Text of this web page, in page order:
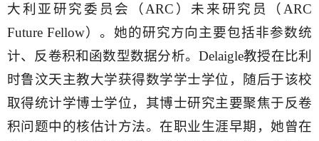
大利亚研究委员会（ARC）未来研究员（ARC
Future Fellow）。她的研究方向主要包括非参数统
计、反卷积和函数型数据分析。Delaigle教授在比利
时鲁汶天主教大学获得数学学士学位，随后于该校
取得统计学博士学位，其博士研究主要聚焦于反卷
积问题中的核估计方法。在职业生涯早期，她曾在